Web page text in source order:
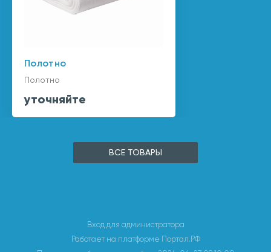
Полотно
Полотно
уточняйте
ВСЕ ТОВАРЫ
Вход для администратора
Работает на платформе Портал.РФ